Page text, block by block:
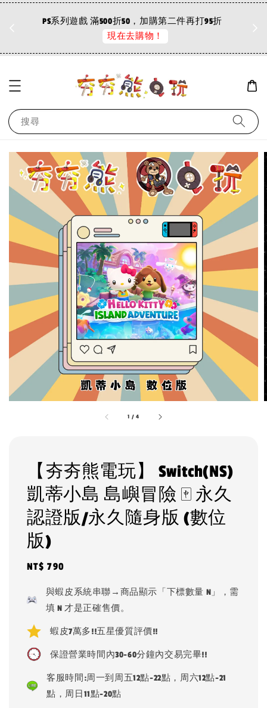
PC離線版商品 3件折30元 現在去購物！
搜尋
1 /4
【夯夯熊電玩】 Switch(NS)
凱蒂小島 島嶼冒險 🀄 永久
認證版/永久隨身版 (數位
版)
Regular
NT$ 790
與蝦皮系統串聯→商品顯示「下標數量 N」，需
填 N 才是正確售價。
蝦皮7萬多!!五星優質評價!!
保證營業時間內30-60分鐘內交易完畢!!
客服時間:周一到周五12點-22點，周六12點-21
點，周日11點-20點